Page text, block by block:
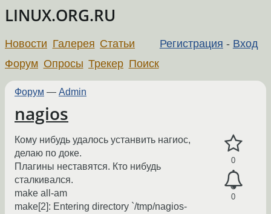
LINUX.ORG.RU
Регистрация - Вход
Новости Галерея Статьи
Форум Опросы Трекер Поиск
Форум — Admin
nagios
0
0
Кому нибудь удалось устанвить нагиос,
делаю по доке.
Плагины неставятся. Кто нибудь
сталкивался.
make all-am
make[2]: Entering directory `/tmp/nagios-